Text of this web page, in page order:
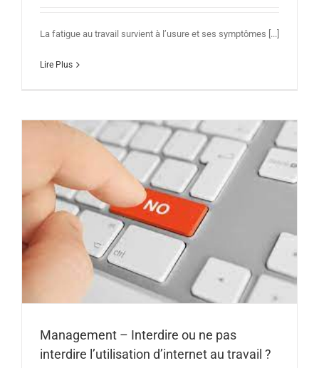
La fatigue au travail survient à l’usure et ses symptômes [...]
Lire Plus
Management – Interdire ou ne pas
interdire l’utilisation d’internet au travail ?